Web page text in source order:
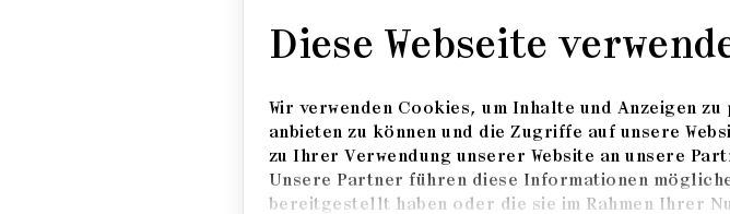
Diese Webseite
Wir verwenden Cookies, um Inhalte und Anzeigen
anbieten zu können und die Zugriffe auf unsere
zu Ihrer Verwendung unserer Website an unsere
Unsere Partner führen diese Informationen
bereitgestellt haben oder die sie im Rahmen Ihrer
Auszeichnungen
2013 Anerkennung Europäischer Preis für
2018 Stipendium Kulturwerk Bild Kunst